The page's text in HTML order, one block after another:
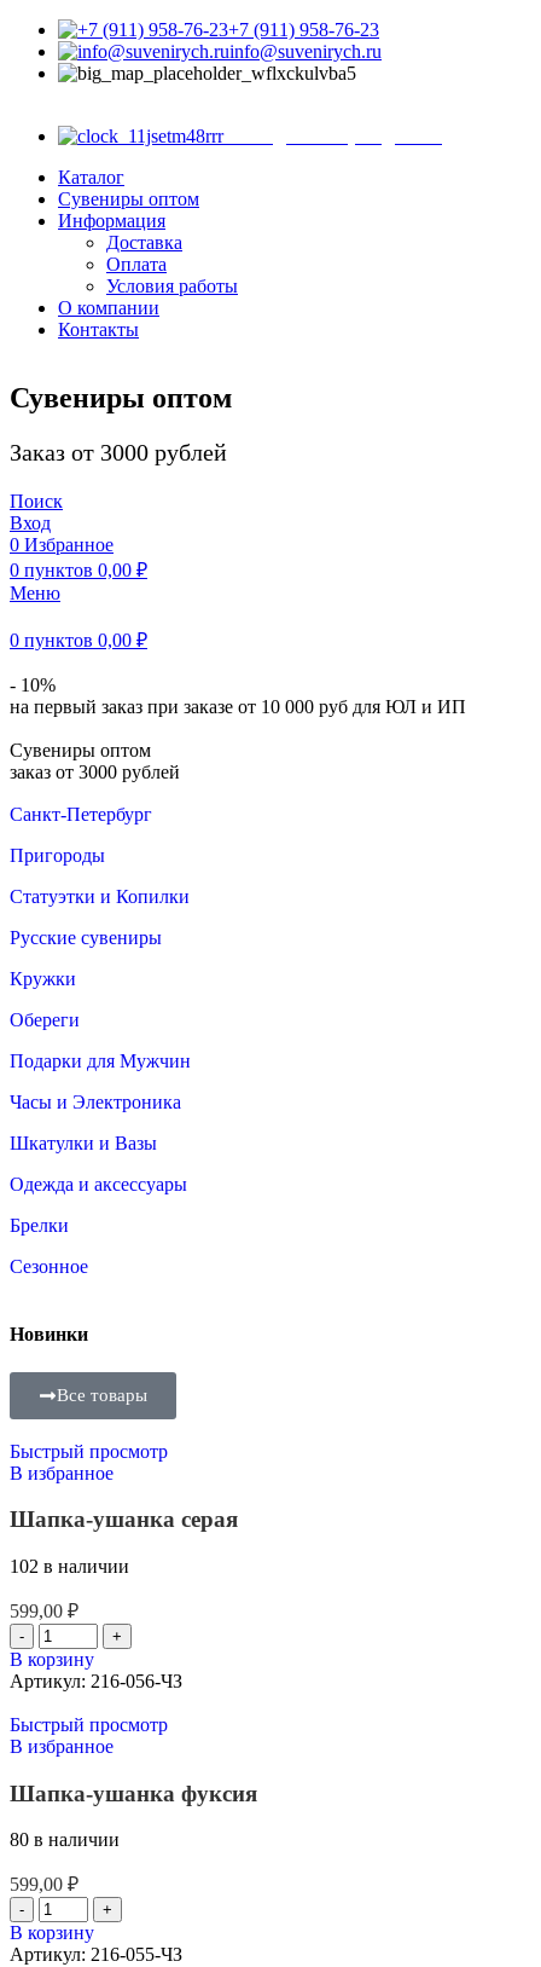
+7 (911) 958-76-23
info@suvenirych.ru
с 9.00 до 18.00 (ежедневно)
Каталог
Сувениры оптом
Информация
Доставка
Оплата
Условия работы
О компании
Контакты
Сувениры оптом
Заказ от 3000 рублей
Поиск
Вход
0 Избранное
0 пунктов 0,00 ₽
Меню
0 пунктов 0,00 ₽
- 10%
на первый заказ при заказе от 10 000 руб для ЮЛ и ИП
Сувениры оптом
заказ от 3000 рублей
Санкт-Петербург
Пригороды
Статуэтки и Копилки
Русские сувениры
Кружки
Обереги
Подарки для Мужчин
Часы и Электроника
Шкатулки и Вазы
Одежда и аксессуары
Брелки
Сезонное
Новинки
Все товары
Быстрый просмотр
В избранное
Шапка-ушанка серая
102 в наличии
599,00 ₽
В корзину
Артикул: 216-056-ЧЗ
Быстрый просмотр
В избранное
Шапка-ушанка фуксия
80 в наличии
599,00 ₽
В корзину
Артикул: 216-055-ЧЗ